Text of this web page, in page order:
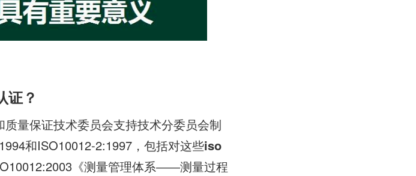
证？
质量保证技术委员会支持技术分委员会制
和ISO10012-2:1997，包括对这些iso
《测量管理体系――测量过程